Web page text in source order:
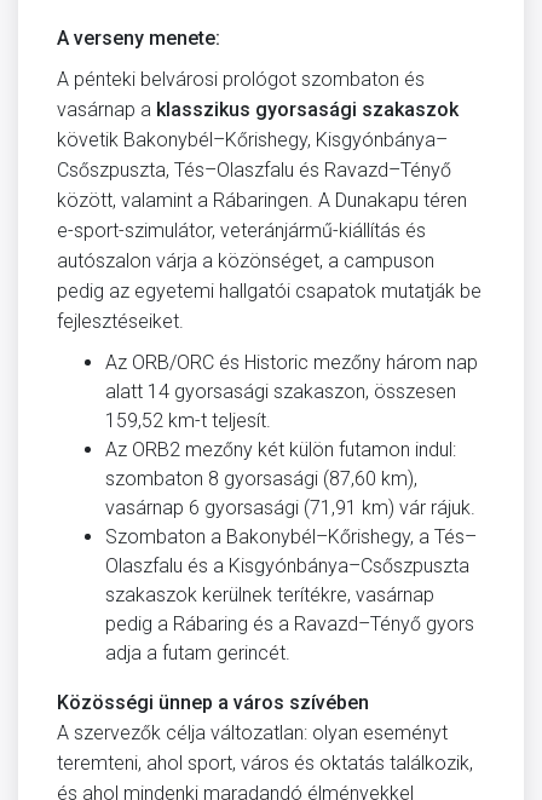
A verseny menete:
A pénteki belvárosi prológot szombaton és
vasárnap a klasszikus gyorsasági szakaszok
követik Bakonybél–Kőrishegy, Kisgyónbánya–
Csőszpuszta, Tés–Olaszfalu és Ravazd–Tényő
között, valamint a Rábaringen. A Dunakapu téren
e-sport-szimulátor, veteránjármű-kiállítás és
autószalon várja a közönséget, a campuson
pedig az egyetemi hallgatói csapatok mutatják be
fejlesztéseiket.
Az ORB/ORC és Historic mezőny három nap
alatt 14 gyorsasági szakaszon, összesen
159,52 km-t teljesít.
Az ORB2 mezőny két külön futamon indul:
szombaton 8 gyorsasági (87,60 km),
vasárnap 6 gyorsasági (71,91 km) vár rájuk.
Szombaton a Bakonybél–Kőrishegy, a Tés–
Olaszfalu és a Kisgyónbánya–Csőszpuszta
szakaszok kerülnek terítékre, vasárnap
pedig a Rábaring és a Ravazd–Tényő gyors
adja a futam gerincét.
Közösségi ünnep a város szívében
A szervezők célja változatlan: olyan eseményt
teremteni, ahol sport, város és oktatás találkozik,
és ahol mindenki maradandó élményekkel